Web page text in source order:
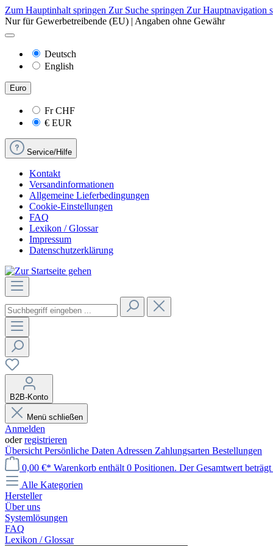
Zum Hauptinhalt springen Zur Suche springen Zur Hauptnavigation
Nur für Gewerbetreibende (EU) | Angaben ohne Gewähr
Deutsch
English
Euro
FrCHF
€ EUR
Service/Hilfe
Kontakt
Versandinformationen
Allgemeine Lieferbedingungen
Cookie-Einstellungen
FAQ
Lexikon / Glossar
Impressum
Datenschutzerklärung
B2B-Konto
Menü schließen
Anmelden
oderregistrieren
Übersicht Persönliche Daten Adressen Zahlungsarten Bestellungen
0,00 €* Warenkorb enthält 0 Positionen. Der Gesamtwert
Alle Kategorien
Hersteller
Über uns
Systemlösungen
FAQ
Lexikon / Glossar